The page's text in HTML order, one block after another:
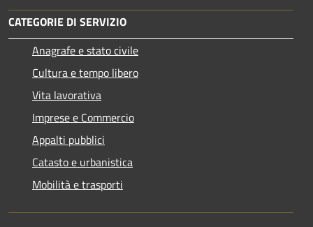
CATEGORIE DI SERVIZIO
Anagrafe e stato civile
Cultura e tempo libero
Vita lavorativa
Imprese e Commercio
Appalti pubblici
Catasto e urbanistica
Mobilità e trasporti